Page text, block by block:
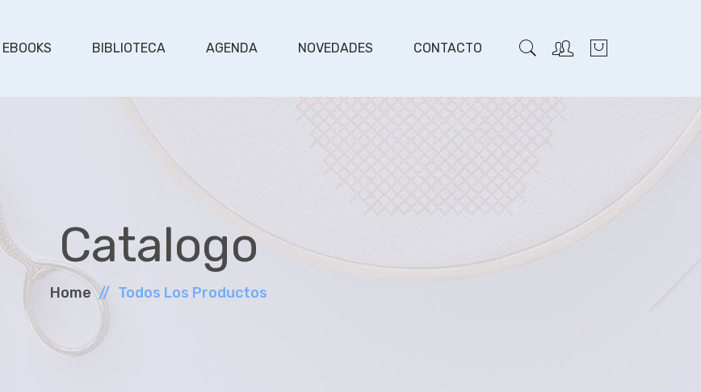
EBOOKS BIBLIOTECA AGENDA NOVEDADES CONTACTO
Catalogo
Home Todos Los Productos